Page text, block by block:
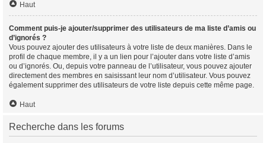
Haut
Comment puis-je ajouter/supprimer des utilisateurs de ma liste d’amis ou
d’ignorés ?
Vous pouvez ajouter des utilisateurs à votre liste de deux manières. Dans le
profil de chaque membre, il y a un lien pour l’ajouter dans votre liste d’amis
ou d’ignorés. Ou, depuis votre panneau de l’utilisateur, vous pouvez ajouter
directement des membres en saisissant leur nom d’utilisateur. Vous pouvez
également supprimer des utilisateurs de votre liste depuis cette même page.
Haut
Recherche dans les forums